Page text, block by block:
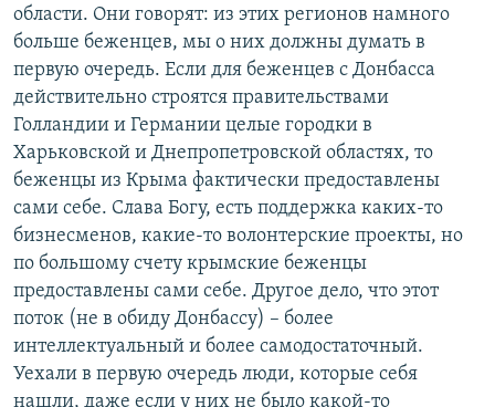
области. Они говорят: из этих регионов намного
больше беженцев, мы о них должны думать в
первую очередь. Если для беженцев с Донбасса
действительно строятся правительствами
Голландии и Германии целые городки в
Харьковской и Днепропетровской областях, то
беженцы из Крыма фактически предоставлены
сами себе. Слава Богу, есть поддержка каких-то
бизнесменов, какие-то волонтерские проекты, но
по большому счету крымские беженцы
предоставлены сами себе. Другое дело, что этот
поток (не в обиду Донбассу) – более
интеллектуальный и более самодостаточный.
Уехали в первую очередь люди, которые себя
нашли, даже если у них не было какой-то